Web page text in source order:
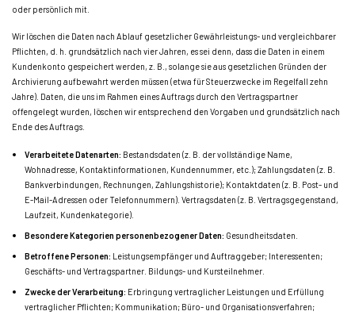
oder persönlich mit.
Wir löschen die Daten nach Ablauf gesetzlicher Gewährleistungs- und vergleichbarer
Pflichten, d. h. grundsätzlich nach vier Jahren, es sei denn, dass die Daten in einem
Kundenkonto gespeichert werden, z. B., solange sie aus gesetzlichen Gründen der
Archivierung aufbewahrt werden müssen (etwa für Steuerzwecke im Regelfall zehn
Jahre). Daten, die uns im Rahmen eines Auftrags durch den Vertragspartner
offengelegt wurden, löschen wir entsprechend den Vorgaben und grundsätzlich nach
Ende des Auftrags.
Verarbeitete Datenarten: Bestandsdaten (z. B. der vollständige Name,
Wohnadresse, Kontaktinformationen, Kundennummer, etc.); Zahlungsdaten (z. B.
Bankverbindungen, Rechnungen, Zahlungshistorie); Kontaktdaten (z. B. Post- und
E-Mail-Adressen oder Telefonnummern). Vertragsdaten (z. B. Vertragsgegenstand,
Laufzeit, Kundenkategorie).
Besondere Kategorien personenbezogener Daten: Gesundheitsdaten.
Betroffene Personen: Leistungsempfänger und Auftraggeber; Interessenten;
Geschäfts- und Vertragspartner. Bildungs- und Kursteilnehmer.
Zwecke der Verarbeitung: Erbringung vertraglicher Leistungen und Erfüllung
vertraglicher Pflichten; Kommunikation; Büro- und Organisationsverfahren;